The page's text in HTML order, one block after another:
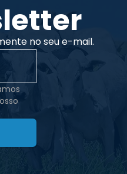
no seu e-mail.